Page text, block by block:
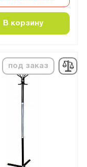
В корзину
под заказ